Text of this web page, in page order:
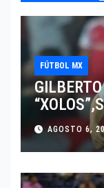
FÚTBOL MX
JUGAR
AGOSTO 6,